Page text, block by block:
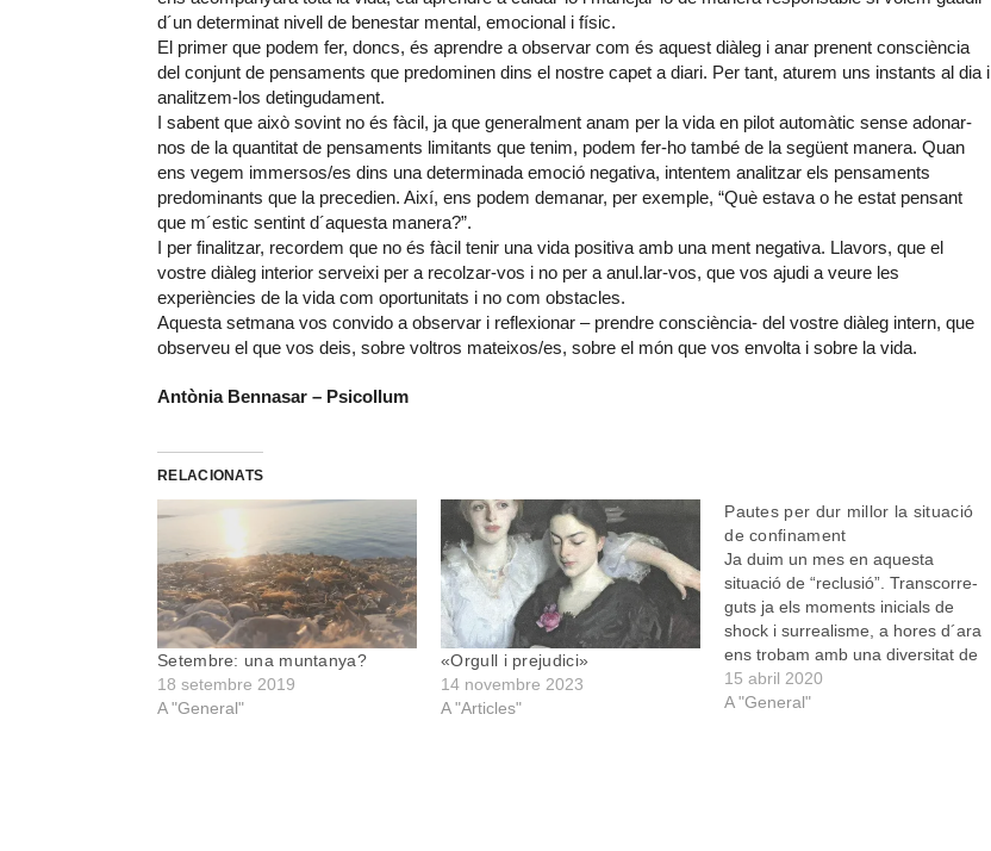
d´un determinat nivell de benestar mental, emocional i físic.
El primer que podem fer, doncs, és aprendre a observar com és aquest diàleg i anar prenent consciència
del conjunt de pensaments que predominen dins el nostre capet a diari. Per tant, aturem uns instants al dia i
analitzem-los detingudament.
I sabent que això sovint no és fàcil, ja que generalment anam per la vida en pilot automàtic sense adonar-
nos de la quantitat de pensaments limitants que tenim, podem fer-ho també de la següent manera. Quan
ens vegem immersos/es dins una determinada emoció negativa, intentem analitzar els pensaments
predominants que la precedien. Així, ens podem demanar, per exemple, “Què estava o he estat pensant
que m´estic sentint d´aquesta manera?”.
I per finalitzar, recordem que no és fàcil tenir una vida positiva amb una ment negativa. Llavors, que el
vostre diàleg interior serveixi per a recolzar-vos i no per a anul.lar-vos, que vos ajudi a veure les
experiències de la vida com oportunitats i no com obstacles.
Aquesta setmana vos convido a observar i reflexionar – prendre consciència- del vostre diàleg intern, que
observeu el que vos deis, sobre voltros mateixos/es, sobre el món que vos envolta i sobre la vida.
Antònia Bennasar – Psicollum
RELACIONATS
Setembre: una muntanya?
18 setembre 2019
A "General"
«Orgull i prejudici»
14 novembre 2023
A "Articles"
Pautes per dur millor la situació
de confinament
Ja duim un mes en aquesta
situació de “reclusió”. Transcorre-
guts ja els moments inicials de
shock i surrealisme, a hores d´ara
ens trobam amb una diversitat de
vivències del confinament,
algunes de les quals és necessari
15 abril 2020
A "General"